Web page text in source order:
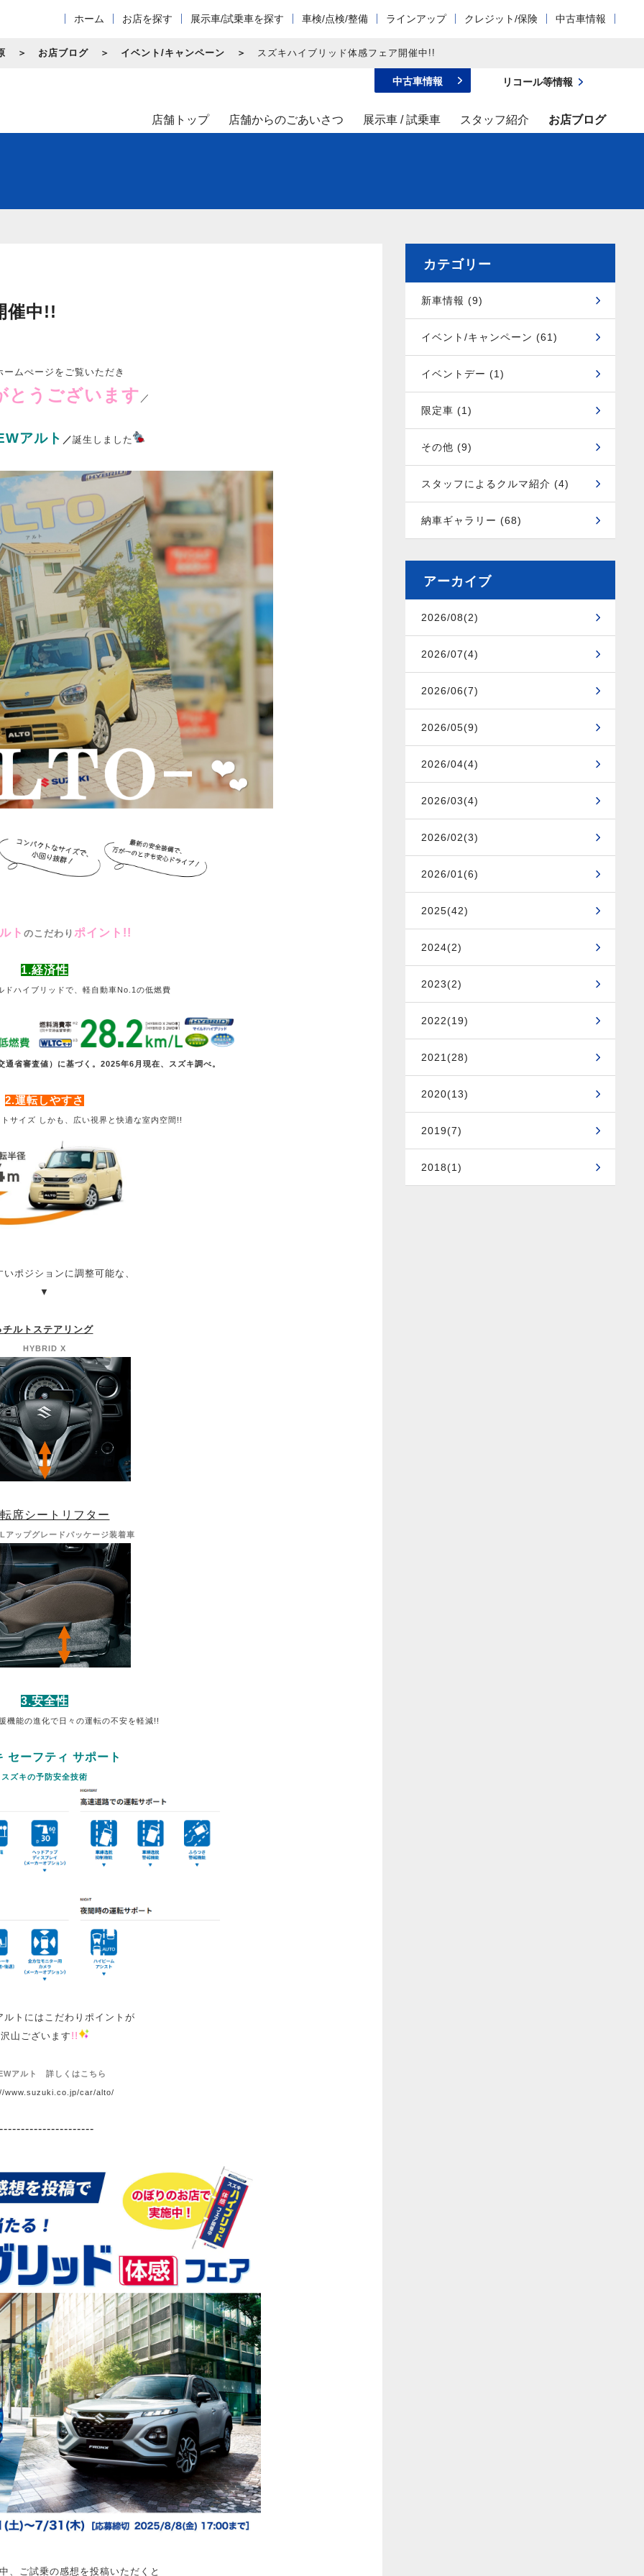
ホーム お店を探す 展示車/試乗車を探す 車検/点検/整備 ラインアップ クレジット/保険 中古車情報
お店ブログ イベント/キャンペーン スズキハイブリッド体感フェア開催中!!
店舗トップ 店舗からのごあいさつ 展示車 / 試乗車 スタッフ紹介 お店ブログ
中古車情報 リコール等情報
催中!!
ームぺージをご覧いただき
とうございます ／
アルト ／誕生しました
ト のこだわり ポイント!!
1.経済性
ハイブリッドで、 軽自動車No.1の低燃費
省審査値）に基づく。2025年6月現在、スズキ調べ。
2.運転しやすさ
サイズ しかも、広い視界と快適な室内空間!!
いポジションに調整可能な、
▼
チルトステアリング
HYBRID X
席シートリフター
アップグレードパッケージ装着車
3.安全性
機能の進化で日々の運転の不安を軽減!!
セーフティ サポート
スズキの予防安全技術
ルトにはこだわりポイントが
沢山ございます !!
アルト 詳しくはこちら
www.suzuki.co.jp/car/alto/
、 ご試乗の感想を投稿いただくと
カテゴリー
新車情報 (9)
イベント/キャンペーン (61)
イベントデー (1)
限定車 (1)
その他 (9)
スタッフによるクルマ紹介 (4)
納車ギャラリー (68)
アーカイブ
2026/08(2)
2026/07(4)
2026/06(7)
2026/05(9)
2026/04(4)
2026/03(4)
2026/02(3)
2026/01(6)
2025(42)
2024(2)
2023(2)
2022(19)
2021(28)
2020(13)
2019(7)
2018(1)